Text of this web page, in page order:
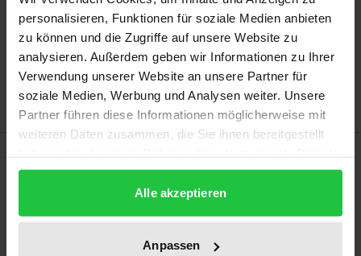
personalisieren, Funktionen für soziale Medien anbieten
zu können und die Zugriffe auf unsere Website zu
analysieren. Außerdem geben wir Informationen zu Ihrer
Verwendung unserer Website an unsere Partner für
soziale Medien, Werbung und Analysen weiter. Unsere
Partner führen diese Informationen möglicherweise mit
weiteren Daten zusammen, die Sie ihnen bereitgestellt
gesammelt haben.
Alle akzeptieren
Anpassen
Add to Cart
Add to Wish List
Delivery cost notice
This study examines the participation of people with
disabilities in public communication from a user's
perspective. To this end, research instruments from